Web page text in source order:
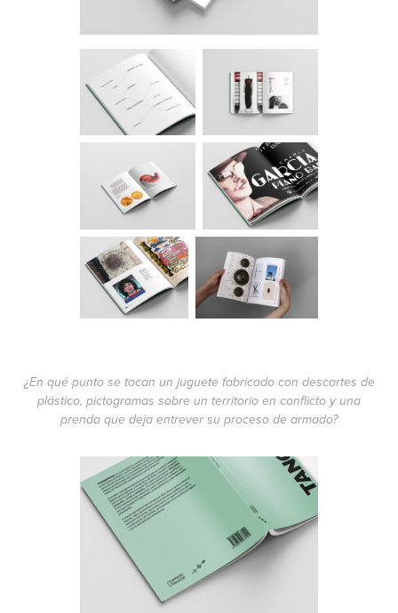
¿En qué punto se tocan un juguete fabricado con descartes de
plástico, pictogramas sobre un territorio en conflicto y una
prenda que deja entrever su proceso de armado?